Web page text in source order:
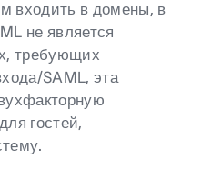
входить в домены, в
не является
требующих
SAML, эта
гостей,